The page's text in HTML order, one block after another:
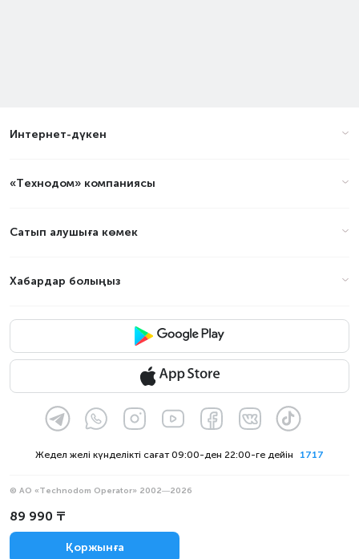
89 990 ₸
Қоржынға
Интернет-дүкен
«Технодом» компаниясы
Сатып алушыға көмек
Хабардар болыңыз
1717
Жедел желі күнделікті сағат 09:00-ден 22:00-ге дейін
© АО «Technodom Operator» 2002—2026
Құпиялылық саясаты